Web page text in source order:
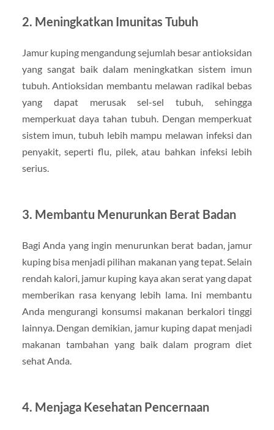
2. Meningkatkan Imunitas Tubuh
Jamur kuping mengandung sejumlah besar antioksidan
yang sangat baik dalam meningkatkan sistem imun
tubuh. Antioksidan membantu melawan radikal bebas
yang dapat merusak sel-sel tubuh, sehingga
memperkuat daya tahan tubuh. Dengan memperkuat
sistem imun, tubuh lebih mampu melawan infeksi dan
penyakit, seperti flu, pilek, atau bahkan infeksi lebih
serius.
3. Membantu Menurunkan Berat Badan
Bagi Anda yang ingin menurunkan berat badan, jamur
kuping bisa menjadi pilihan makanan yang tepat. Selain
rendah kalori, jamur kuping kaya akan serat yang dapat
memberikan rasa kenyang lebih lama. Ini membantu
Anda mengurangi konsumsi makanan berkalori tinggi
lainnya. Dengan demikian, jamur kuping dapat menjadi
makanan tambahan yang baik dalam program diet
sehat Anda.
4. Menjaga Kesehatan Pencernaan